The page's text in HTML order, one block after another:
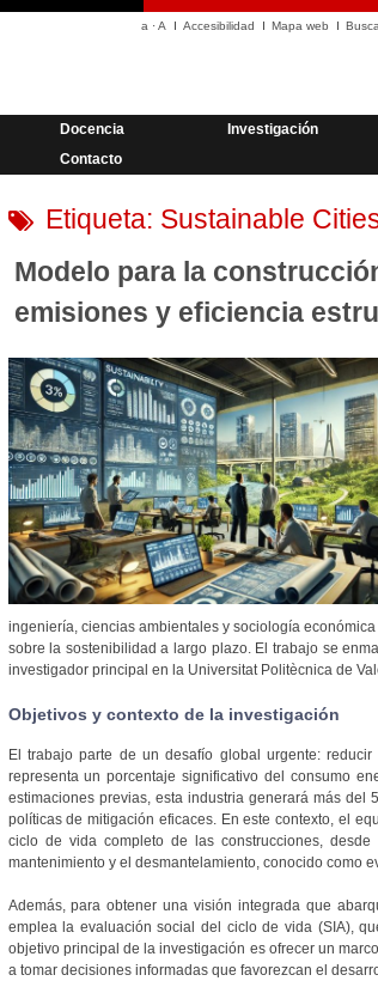
a ·A Accesibilidad Mapa web
Docencia Investigación
Contacto
Etiqueta: Sustainable
Modelo para la
emisiones y eficiencia
ingeniería, ciencias ambientales y sociología
sobre la sostenibilidad a largo plazo. El trabajo se
investigador principal en la Universitat Politècnica de
Objetivos y contexto de la investigación
El trabajo parte de un desafío global urgente:
representa un porcentaje significativo del consumo
estimaciones previas, esta industria generará más
políticas de mitigación eficaces. En este contexto, el
ciclo de vida completo de las construcciones,
mantenimiento y el desmantelamiento, conocido como
Además, para obtener una visión integrada que
emplea la evaluación social del ciclo de vida (SIA),
objetivo principal de la investigación es ofrecer un
a tomar decisiones informadas que favorezcan el